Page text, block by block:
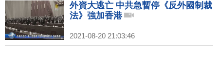
外資大逃亡 中共急暫停《反外國制裁
法》強加香港
2021-08-20 21:03:46